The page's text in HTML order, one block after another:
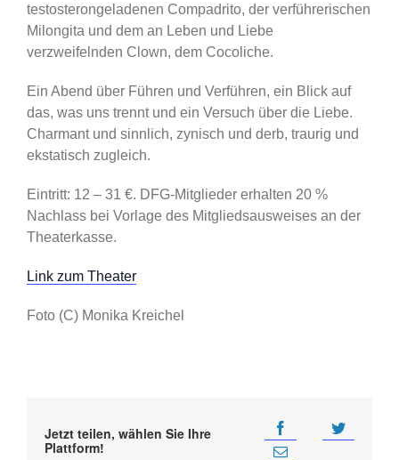
testosterongeladenen Compadrito, der verführerischen
Milongita und dem an Leben und Liebe
verzweifelnden Clown, dem Cocoliche.
Ein Abend über Führen und Verführen, ein Blick auf
das, was uns trennt und ein Versuch über die Liebe.
Charmant und sinnlich, zynisch und derb, traurig und
ekstatisch zugleich.
Eintritt: 12 – 31 €. DFG-Mitglieder erhalten 20 %
Nachlass bei Vorlage des Mitgliedsausweises an der
Theaterkasse.
Link zum Theater
Foto (C) Monika Kreichel
Jetzt teilen, wählen Sie Ihre
Plattform!